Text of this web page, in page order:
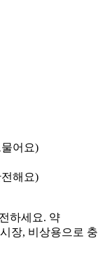
어요)
해요)
하세요. 약
장, 비상용으로 충